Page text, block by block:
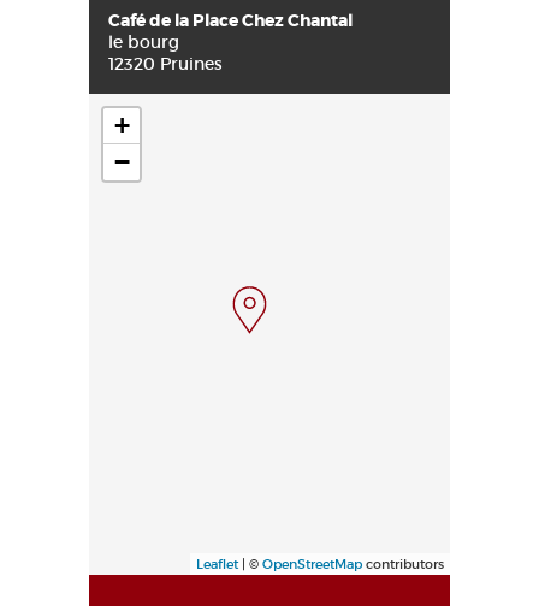
Café de la Place Chez Chantal
le bourg
12320 Pruines
+
−
Leaflet| © OpenStreetMap contributors